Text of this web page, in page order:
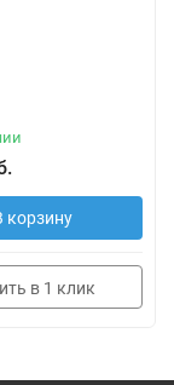
корзину
в 1 клик